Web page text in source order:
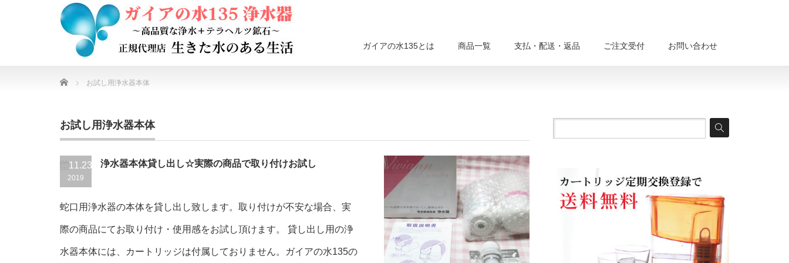
ガイアの水135とは 商品一覧 支払・配送・返品 ご注文受付 お問い合わせ
Home お試し用浄水器本体
お試し用浄水器本体
11.23
2019
浄水器本体貸し出し☆実際の商品で取り付けお試し
蛇口用浄水器の本体を貸し出し致します。取り付けが不安な場合、実
際の商品にてお取り付け・使用感をお試し頂けます。 貸し出し用の浄
水器本体には、カートリッジは付属しておりません。ガイアの水135の